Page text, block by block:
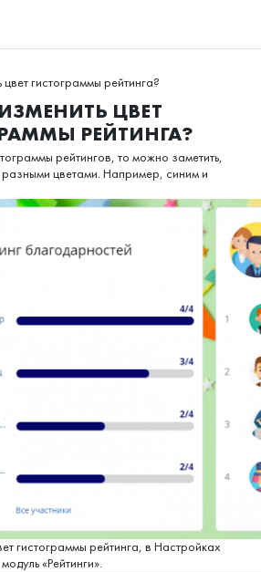
цвет гистограммы рейтинга?
ЦВЕТ
РЕЙТИНГА?
рейтингов, то можно заметить,
цветами. Например, синим и
гистограммы рейтинга, в Настройках
«Рейтинги».